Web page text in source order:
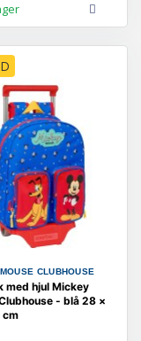
CLUBHOUSE
med hjul Mickey
- blå 28 ×
cm